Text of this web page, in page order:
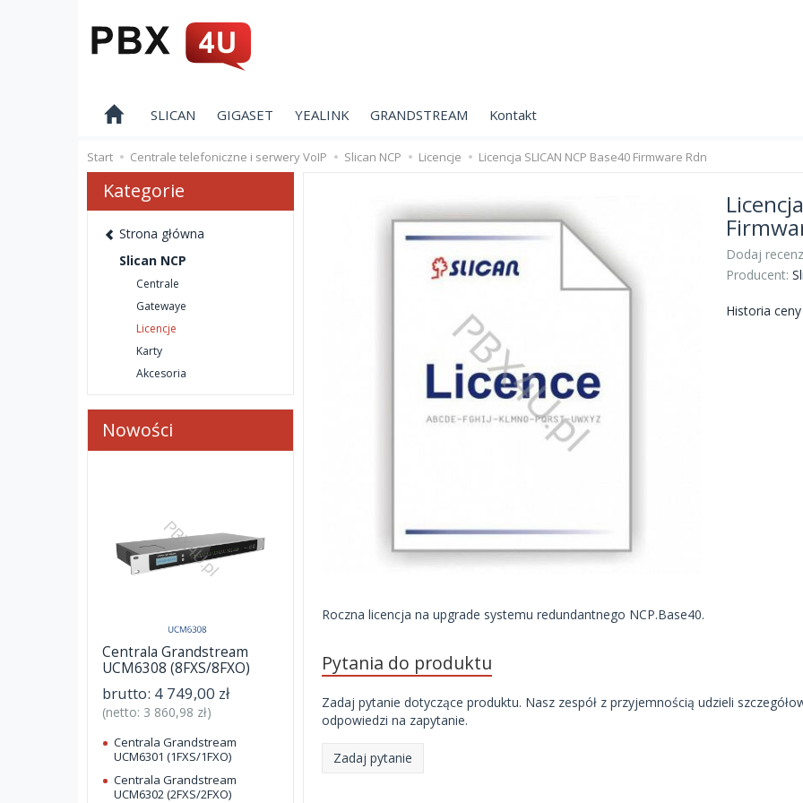
SLICAN GIGASET YEALINK GRANDSTREAM Kontakt
Start Centrale telefoniczne i serwery VoIP Slican NCP Licencje Licencja SLICAN NCP Base40 Firmware Rdn
Dodaj
Producent:
Historia
Roczna licencja na upgrade systemu redundantnego NCP.Base40.
Pytania do produktu
Zadaj pytanie dotyczące produktu. Nasz zespół z przyjemnością udzieli
odpowiedzi na zapytanie.
Zadaj pytanie
Kategorie
Strona główna
Slican NCP
Centrale
Gatewaye
Licencje
Karty
Akcesoria
Nowości
Centrala Grandstream
UCM6308 (8FXS/8FXO)
brutto: 4 749,00 zł
(netto: 3 860,98 zł)
Centrala Grandstream
UCM6301 (1FXS/1FXO)
Centrala Grandstream
UCM6302 (2FXS/2FXO)